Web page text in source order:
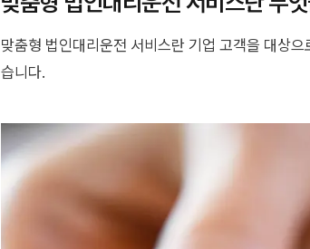
맞춤형 법인대리운전 서비스란 기업 고객을 대상
습니다.